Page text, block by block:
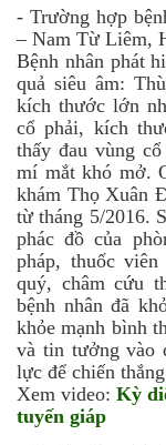
- Trường hợp
– Nam Từ Liêm,
Bệnh nhân phát
quả siêu âm:
kích thước lớn
cổ phải, kích
thấy đau vùng
mí mắt khó mở.
khám Thọ Xuân
từ tháng 5/2016.
phác đồ của
pháp, thuốc
quý, châm cứu
bệnh nhân đã
khỏe mạnh bình
và tin tưởng vào
lực để chiến
Xem video: Kỳ
tuyến giáp